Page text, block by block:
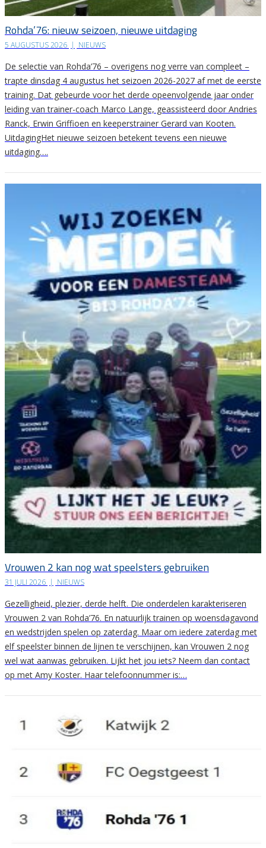
Rohda’76: nieuw seizoen, nieuwe uitdaging
5 AUGUSTUS 2026 | NIEUWS
De selectie van Rohda’76 – overigens nog verre van compleet –
trapte dinsdag 4 augustus het seizoen 2026-2027 af met de eerste
training. Dat gebeurde voor het derde opeenvolgende jaar onder
leiding van trainer-coach Marco Lange, geassisteerd door Andries
Ranck, Erwin Griffioen en keeperstrainer Gerard van Kooten.
UitdagingHet nieuwe seizoen betekent tevens een nieuwe
uitdaging….
Vrouwen 2 kan nog wat speelsters gebruiken
31 JULI 2026 | NIEUWS
Gezelligheid, plezier, derde helft. Die onderdelen karakteriseren
Vrouwen 2 van Rohda’76. En natuurlijk trainen op woensdagavond
en wedstrijden spelen op zaterdag. Maar om iedere zaterdag met
elf speelster binnen de lijnen te verschijnen, kan Vrouwen 2 nog
wel wat aanwas gebruiken. Lijkt het jou iets? Neem dan contact
op met Amy Koster. Haar telefoonnummer is:…